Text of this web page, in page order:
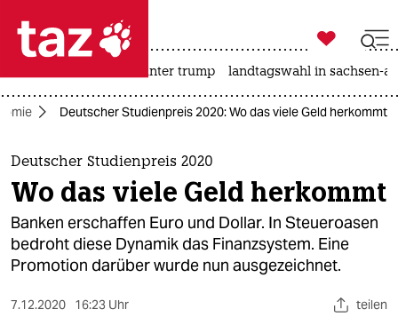
 taz zahl ich
taz zahl ich
themen
politik
öko

taz zahl ich
usa unter trump landtagswahl in sachsen-
Deutscher Studienpreis 2020: Wo das viele Geld herkommt
Deutscher Studienpreis 2020
Wo das viele Geld herkommt
Banken erschaffen Euro und Dollar. In Steueroasen
bedroht diese Dynamik das Finanzsystem. Eine
Promotion darüber wurde nun ausgezeichnet.
7.12.2020 16:23 Uhr teilen